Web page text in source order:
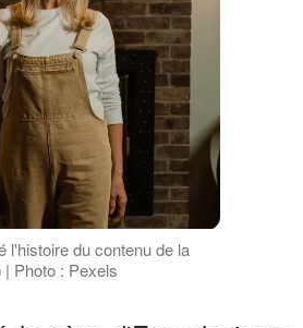
l'histoire du contenu de la
Photo : Pexels